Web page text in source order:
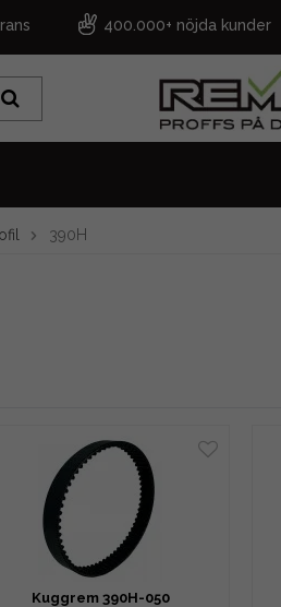
400.000+ nöjda kunder
390H
Kuggrem 390H-050